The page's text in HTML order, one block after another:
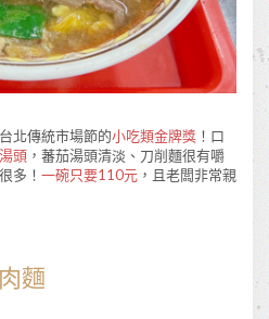
北傳統市場節的小吃類金牌獎 ！口
頭 ，蕃茄湯頭清淡、刀削麵很有嚼
多！ 一碗只要110元 ，且老闆非常親
麵